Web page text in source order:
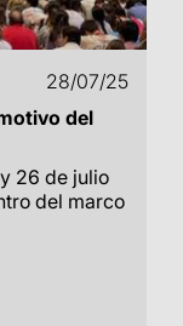
28/07/25
del
26 de julio
del marco